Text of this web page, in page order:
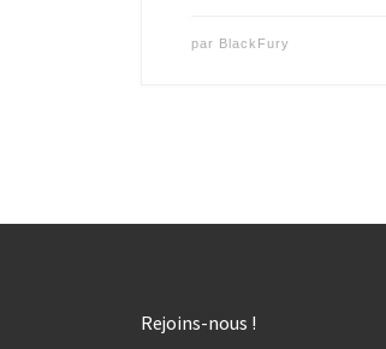
par BlackFury
Rejoins-nous !